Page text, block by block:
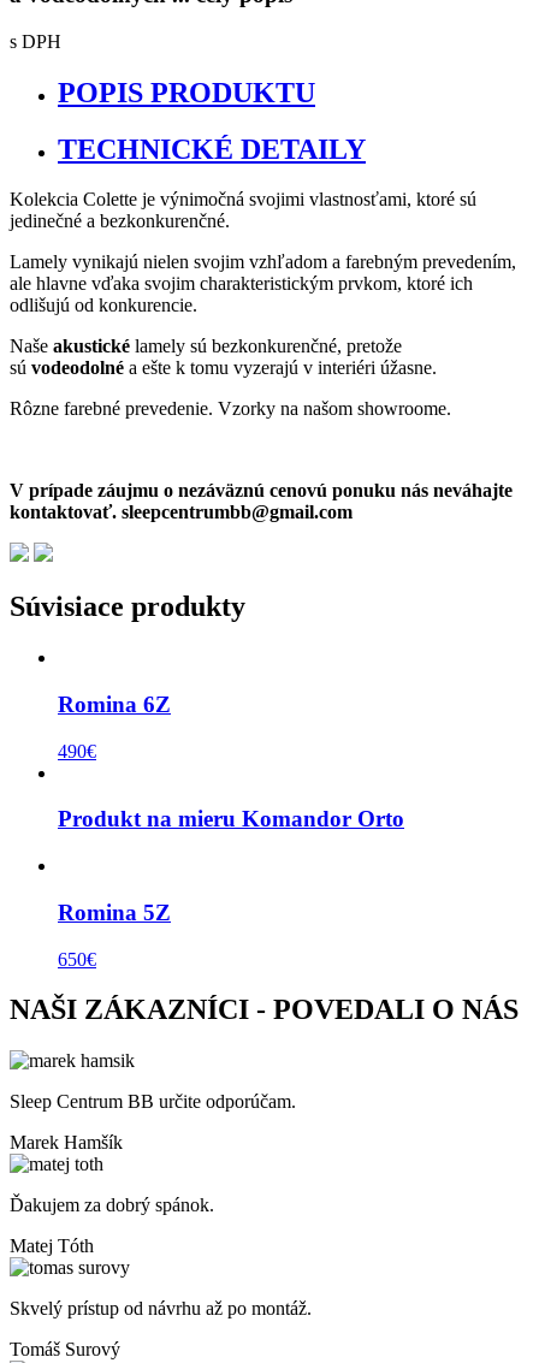
s DPH
POPIS PRODUKTU
TECHNICKÉ DETAILY
Kolekcia Colette je výnimočná svojimi vlastnosťami, ktoré sú
jedinečné a bezkonkurenčné.
Lamely vynikajú nielen svojim vzhľadom a farebným prevedením,
ale hlavne vďaka svojim charakteristickým prvkom, ktoré ich
odlišujú od konkurencie.
Naše akustické lamely sú bezkonkurenčné, pretože
sú vodeodolné a ešte k tomu vyzerajú v interiéri úžasne.
Rôzne farebné prevedenie. Vzorky na našom showroome.
V prípade záujmu o nezáväznú cenovú ponuku nás neváhajte
kontaktovať. sleepcentrumbb@gmail.com
Súvisiace produkty
Romina 6Z
490€
Produkt na mieru Komandor Orto
Romina 5Z
650€
NAŠI ZÁKAZNÍCI - POVEDALI O NÁS
Sleep Centrum BB určite odporúčam.
Marek Hamšík
Ďakujem za dobrý spánok.
Matej Tóth
Skvelý prístup od návrhu až po montáž.
Tomáš Surový